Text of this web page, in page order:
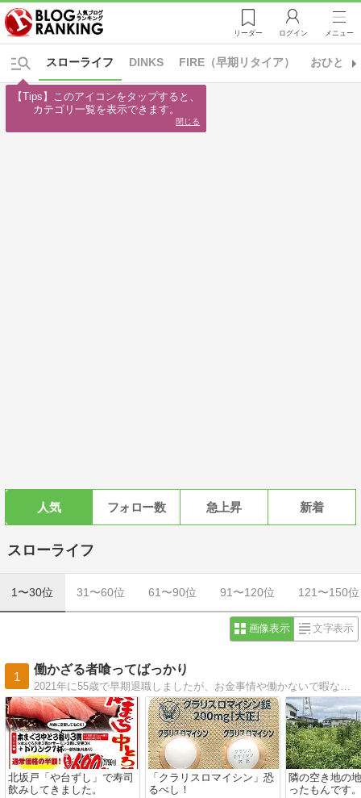
リーダー ログイン メニュー
DINKS FIRE（早期リタイア） おひとり
スローライフ
人気 フォロー数 急上昇 新着
スローライフ
1〜30位 31〜60位 61〜90位 91〜120位 121〜150位
画像表示 文字表示
1
働かざる者喰ってばっかり
北坂戸「や台ずし」で寿司
飲みしてきました。
「クラリスロマイシン」恐
るべし！
隣の空き地の
ったもんです。
【Tips】このアイコンをタップすると、
カテゴリ一覧を表示できます。
閉じる